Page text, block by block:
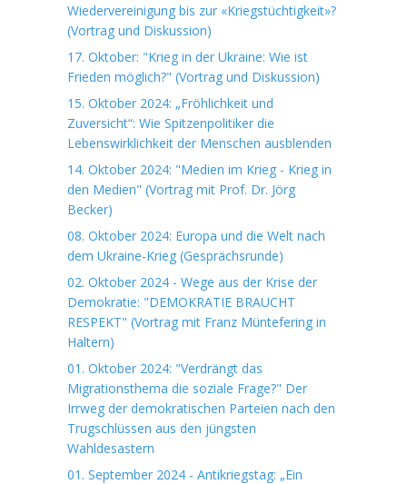
Wiedervereinigung bis zur «Kriegstüchtigkeit»?
(Vortrag und Diskussion)
17. Oktober: "Krieg in der Ukraine: Wie ist
Frieden möglich?" (Vortrag und Diskussion)
15. Oktober 2024: „Fröhlichkeit und
Zuversicht“: Wie Spitzenpolitiker die
Lebenswirklichkeit der Menschen ausblenden
14. Oktober 2024: "Medien im Krieg - Krieg in
den Medien" (Vortrag mit Prof. Dr. Jörg
Becker)
08. Oktober 2024: Europa und die Welt nach
dem Ukraine-Krieg (Gesprächsrunde)
02. Oktober 2024 - Wege aus der Krise der
Demokratie: "DEMOKRATIE BRAUCHT
RESPEKT" (Vortrag mit Franz Müntefering in
Haltern)
01. Oktober 2024: "Verdrängt das
Migrationsthema die soziale Frage?" Der
Irrweg der demokratischen Parteien nach den
Trugschlüssen aus den jüngsten
Wahldesastern
01. September 2024 - Antikriegstag: „Ein